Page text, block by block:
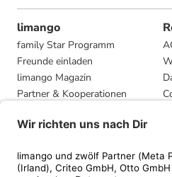
limango
family Star Programm
Freunde einladen
limango Magazin
Partner & Kooperationen
Presse